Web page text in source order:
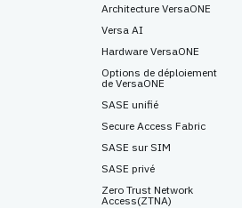
Architecture VersaONE
Versa AI
Hardware VersaONE
Options de déploiement
de VersaONE
SASE unifié
Secure Access Fabric
SASE sur SIM
SASE privé
Zero Trust Network
Access(ZTNA)